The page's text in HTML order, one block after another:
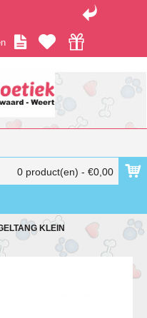
0 product(en) - €0,00
KLEIN